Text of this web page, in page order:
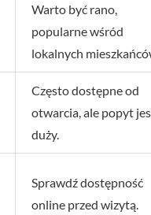
Warto być rano,
popularne wśród
lokalnych
Często dostępne od
otwarcia, ale popyt
duży.
Sprawdź dostępność
online przed wizytą.